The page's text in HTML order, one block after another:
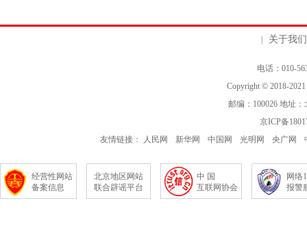
关于我们
电话：010-
Copyright © 2018-2021
邮编：100026 地址
京ICP备
友情链接：
人民网 新华网 中国网 光明网 央广网
经营性网站
备案信息
北京地区网站
联合辟谣平台
中 国
互联网协会
网络
报警